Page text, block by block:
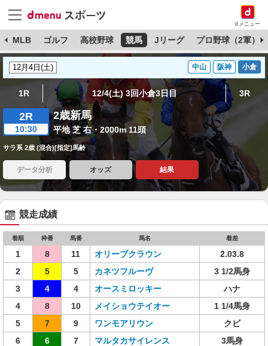
dメニュー
MLB ゴルフ 高校野球 競馬 Jリーグ プロ野球（2軍）
中山 阪神 小倉
1R 12/4(土) 3回小倉3日目 3R
2R
10:30
2歳新馬
平地 芝 右・2000m 11頭
サラ系 2歳 (混合)[指定]馬齢
データ分析 オッズ 結果
競走成績
着順 枠番 馬番 馬名 着差
1 8 11 オリーブクラウン
2.03.8
2
5 5 カネツフルーヴ
3 1/2馬身
3
4 4 オースミロッキー
ハナ
4
8 10 メイショウテイオー
1 1/4馬身
5
7 9 ワンモアリウン
クビ
6
6 7 マルタカサイレンス
3馬身